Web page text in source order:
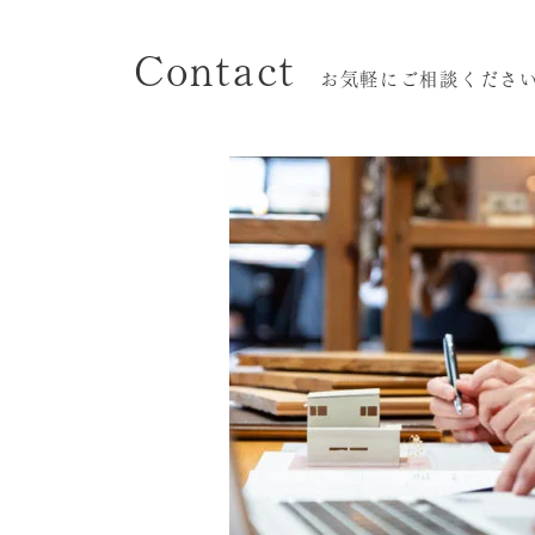
Contact お気軽にご相談くださ